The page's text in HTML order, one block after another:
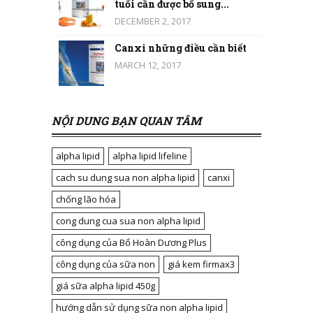
tuổi cần được bổ sung...
DECEMBER 2, 2017
Canxi những điều cần biết
MARCH 12, 2017
NỘI DUNG BẠN QUAN TÂM
alpha lipid
alpha lipid lifeline
cach su dung sua non alpha lipid
canxi
chống lão hóa
cong dung cua sua non alpha lipid
công dụng của Bổ Hoàn Dương Plus
công dụng của sữa non
giá kem firmax3
giá sữa alpha lipid 450g
hướng dẫn sử dụng sữa non alpha lipid